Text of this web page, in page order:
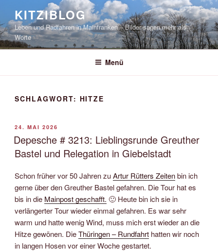
springen
KITZIBLOG
Leben und Radfahren in Mainfranken – Bilder sagen mehr als
Worte
Menü
SCHLAGWORT: HITZE
VERÖFFENTLICHT
AM
24. MAI 2026
Depesche # 3213: Lieblingsrunde Greuther
Bastel und Relegation in Giebelstadt
Schon früher vor 50 Jahren zuArtur Rütters Zeitenbin ich
gerne über den Greuther Bastel gefahren. Die Tour hat es
bis in die Mainpost geschafft. 🙂 Heute bin ich sie in
verlängerter Tour wieder einmal gefahren. Es war sehr
warm und hatte wenig Wind, muss mich erst wieder an die
Hitze gewönen. DieThüringen – Rundfahrt hatten wir noch
in langen Hosen vor einer Woche gestartet.